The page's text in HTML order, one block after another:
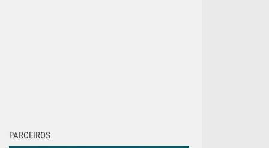
PARCEIROS